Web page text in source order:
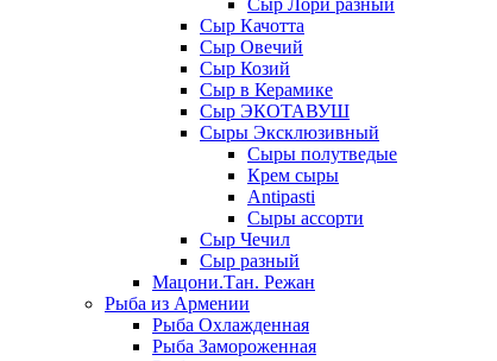
Сыр Лори разный
Сыр Качотта
Сыр Овечий
Сыр Козий
Сыр в Керамике
Сыр ЭКОТАВУШ
Сыры Эксклюзивный
Сыры полутведые
Крем сыры
Antipasti
Сыры ассорти
Сыр Чечил
Сыр разный
Мацони.Тан. Режан
Рыба из Армении
Рыба Охлажденная
Рыба Замороженная